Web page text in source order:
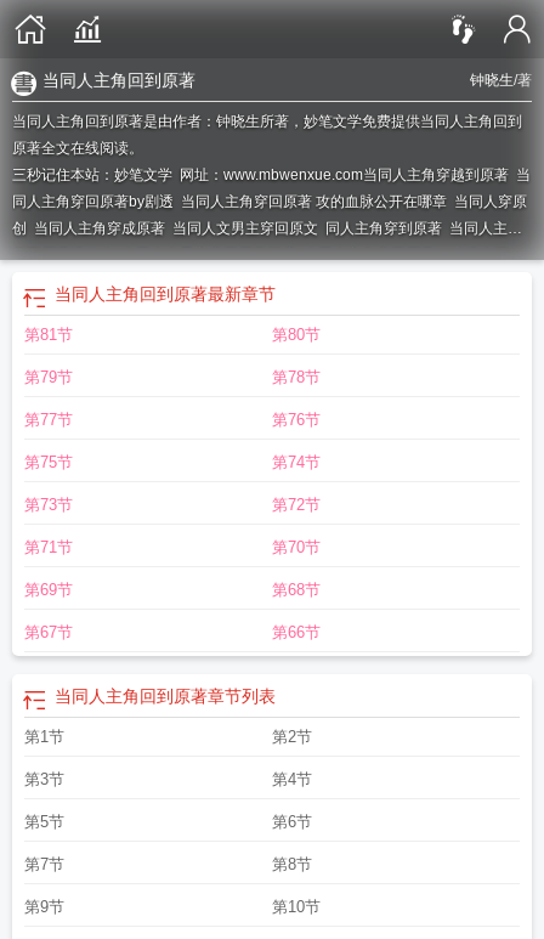
钟晓生/著
当同人主角回到原著
当同人主角回到原著是由作者：钟晓生所著，妙笔文学免费提供当同人主角回到
原著全文在线阅读。
三秒记住本站：妙笔文学 网址：www.mbwenxue.com当同人主角穿越到原著 当
同人主角穿回原著by剧透 当同人主角穿回原著 攻的血脉公开在哪章 当同人穿原
创 当同人主角穿成原著 当同人文男主穿回原文 同人主角穿到原著 当同人主角
穿回原著讲什么当同人文男主穿回原著百度当同人主角穿回原著by钟晓生百
当同人主角穿回原著TXT当同人主角穿回原著 剧透
... 当同人主角穿回原著 作者钟晓生
著 盘当同人文男主穿回原著txt 当同人主角穿回原著TXT百度
同人主角穿回原著百度
当同人文主角穿回原著
搜搜当同人主角穿回原著by钟晓生 当同人主角回到原著
人主角穿到了原创文中子不语神鬼笔趣阁同人文男主穿回原著
原著txt当同人主角穿回原著宝书网 当同人男主穿回原著
当同人主角回到原著最新章节
第81节 第80节
第79节 第78节
第77节 第76节
第75节 第74节
第73节 第72节
第71节 第70节
第69节 第68节
第67节 第66节
当同人主角回到原著章节列表
第1节 第2节
第3节 第4节
第5节 第6节
第7节 第8节
第9节 第10节